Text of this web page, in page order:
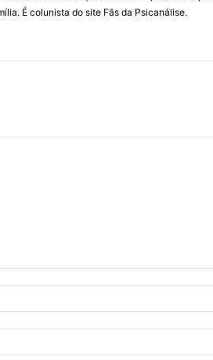
É colunista do site Fãs da Psicanálise.